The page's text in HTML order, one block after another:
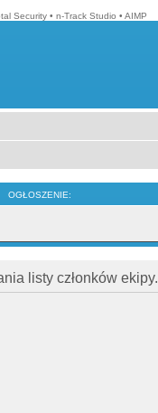
Security • n-Track Studio • AIMP
OGŁOSZENIE:
listy członków ekipy.